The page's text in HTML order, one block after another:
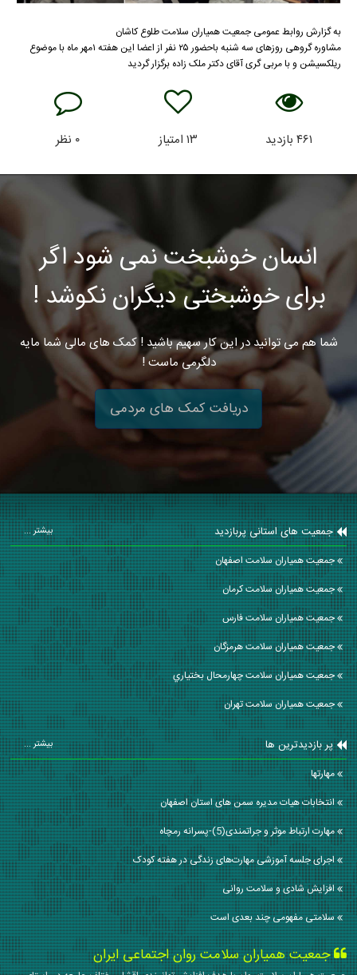
به گزارش روابط عمومی جمعیت همیاران سلامت طلوع کاشان
مشاوره گروهی روزهای سه شنبه باحضور ۲۵ نفر از اعضا این هفته ۱مهر ماه با موضوع
ریلکسیشن و با مربی گری آقای دکتر ملک زاده برگزار گردید
۴۶۱بازدید ۱۳امتیاز ۰ نظر
انسان خوشبخت نمی شود اگر
برای خوشبختی دیگران نکوشد !
شما هم می توانید در این کار سهیم باشید ! کمک های مالی شما مایه
دلگرمی ماست !
دریافت کمک های مردمی
جمعیت های استانی پربازدید بیشتر ...
جمعیت همیاران سلامت اصفهان
جمعیت همیاران سلامت كرمان
جمعیت همیاران سلامت فارس
جمعیت همیاران سلامت هرمزگان
جمعیت همیاران سلامت چهارمحال بختياري
جمعیت همیاران سلامت تهران
پر بازدیدترین ها بیشتر ...
مهارتها
انتخابات هیات مدیره سمن های استان اصفهان
مهارت ارتباط موثر و جراتمندی(5)-پسرانه رمچاه
اجرای جلسه آموزشی مهارت‌های زندگی در هفته کودک
افزایش شادی و سلامت روانی
سلامتی مفهومی چند بعدی است
جمعیت همیاران سلامت روان اجتماعی ایران